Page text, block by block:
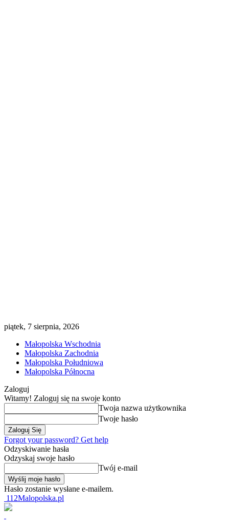
piątek, 7 sierpnia, 2026
Małopolska Wschodnia
Małopolska Zachodnia
Małopolska Południowa
Małopolska Północna
Zaloguj
Witamy! Zaloguj się na swoje konto
Twoja nazwa użytkownika
Twoje hasło
Forgot your password? Get help
Odzyskiwanie hasła
Odzyskaj swoje hasło
Twój e-mail
Hasło zostanie wysłane e-mailem.
112Malopolska.pl